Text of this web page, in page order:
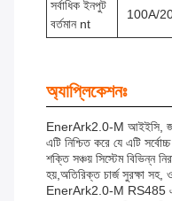
সর্বাধিক ইনপুট
বর্তমান nt
100A/
অ্যাপ্লিকেশনঃ
EnerArk2.0-M আইইসি,
এটি নিশ্চিত করে যে এটি
শক্তি সঞ্চয় সিস্টেম বিভিন্ন
হয়,অতিরিক্ত চার্জ সুরক্ষা সহ,
EnerArk2.0-M RS485